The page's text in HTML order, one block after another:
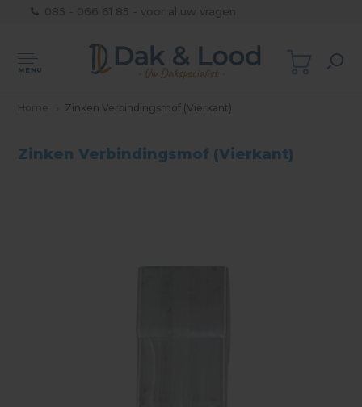
MENU
Zinken Verbindingsmof (Vierkant)
Zinken Verbindingsmof (Vierkant)